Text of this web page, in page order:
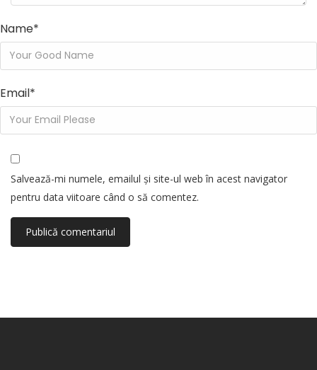
Name*
Email*
Salvează-mi numele, emailul și site-ul web în acest navigator
pentru data viitoare când o să comentez.